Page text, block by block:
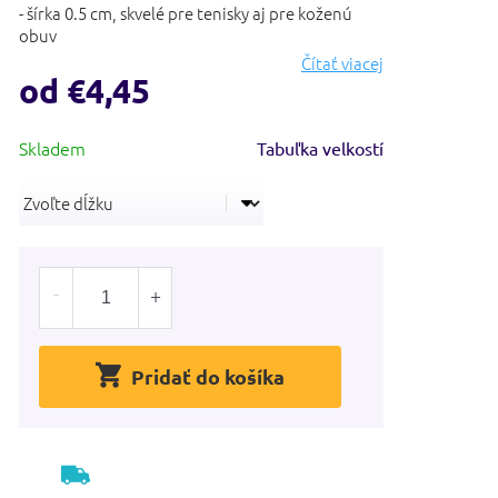
- šírka 0.5 cm, skvelé pre tenisky aj pre koženú
obuv
Čítať viacej
od €4,45
cena:
Tabuľka velkostí
Pridať do košíka